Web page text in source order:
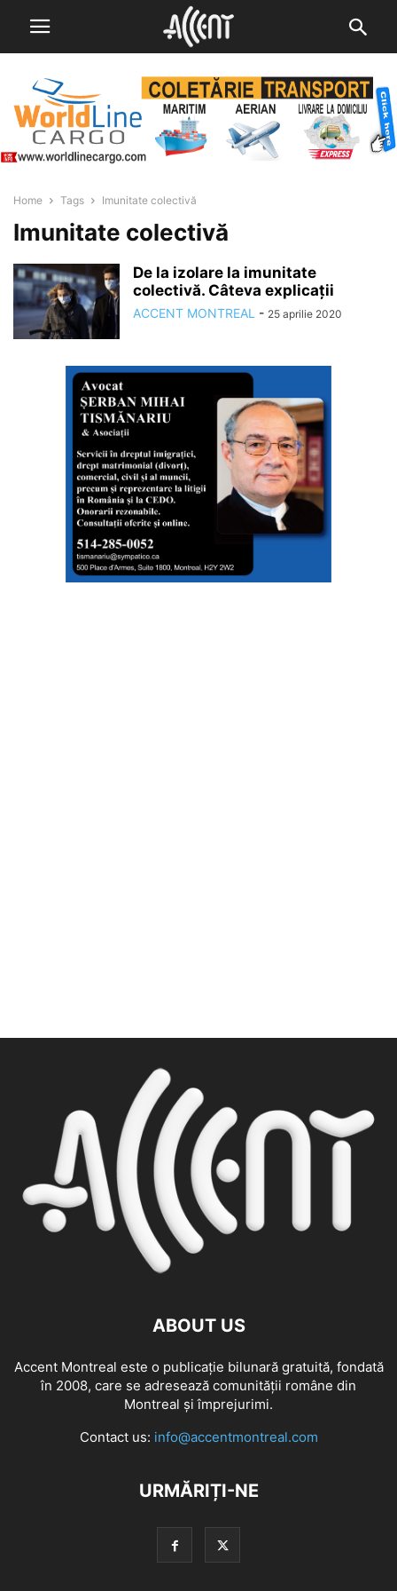
Home Tags Imunitate colectivă
Imunitate colectivă
De la izolare la imunitate
colectivă. Câteva explicații
ACCENT MONTREAL - 25 aprilie 2020
ABOUT US
Accent Montreal este o publicație bilunară gratuită, fondată
în 2008, care se adresează comunităţii române din
Montreal şi împrejurimi.
Contact us: info@accentmontreal.com
URMĂRIȚI-NE